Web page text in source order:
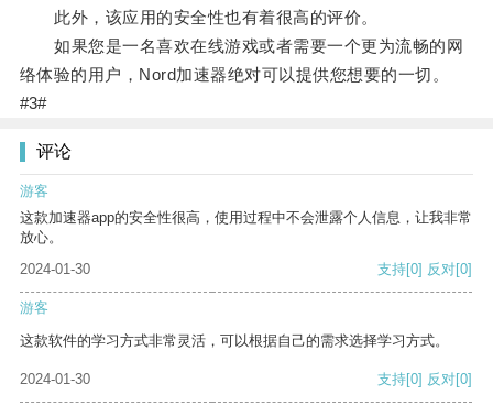
此外，该应用的安全性也有着很高的评价。
如果您是一名喜欢在线游戏或者需要一个更为流畅的网
络体验的用户，Nord加速器绝对可以提供您想要的一切。
#3#
评论
游客
这款加速器app的安全性很高，使用过程中不会泄露个人信息，让我非常
放心。
2024-01-30
支持[0] 反对[0]
游客
这款软件的学习方式非常灵活，可以根据自己的需求选择学习方式。
2024-01-30 支持[0] 反对[0]